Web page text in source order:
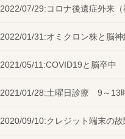
2022/07/29:コロナ後遺症外来（
2022/01/31:オミクロン株と脳神
2021/05/11:COVID19と脳卒中
2021/01/28:土曜日診療 9～13
2020/09/10:クレジット端末の故